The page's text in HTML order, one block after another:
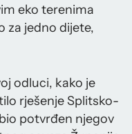
eko terenima
za jedno dijete,
odluci, kako je
rješenje Splitsko-
potvrđen njegov